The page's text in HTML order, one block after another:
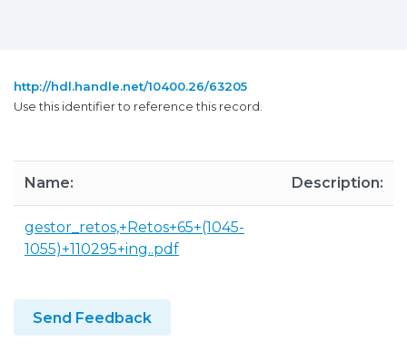
http://hdl.handle.net/10400.26/63205
Use this identifier to reference this record.
Name: Description:
gestor_retos,+Retos+65+(1045-
1055)+110295+ing..pdf
Send Feedback